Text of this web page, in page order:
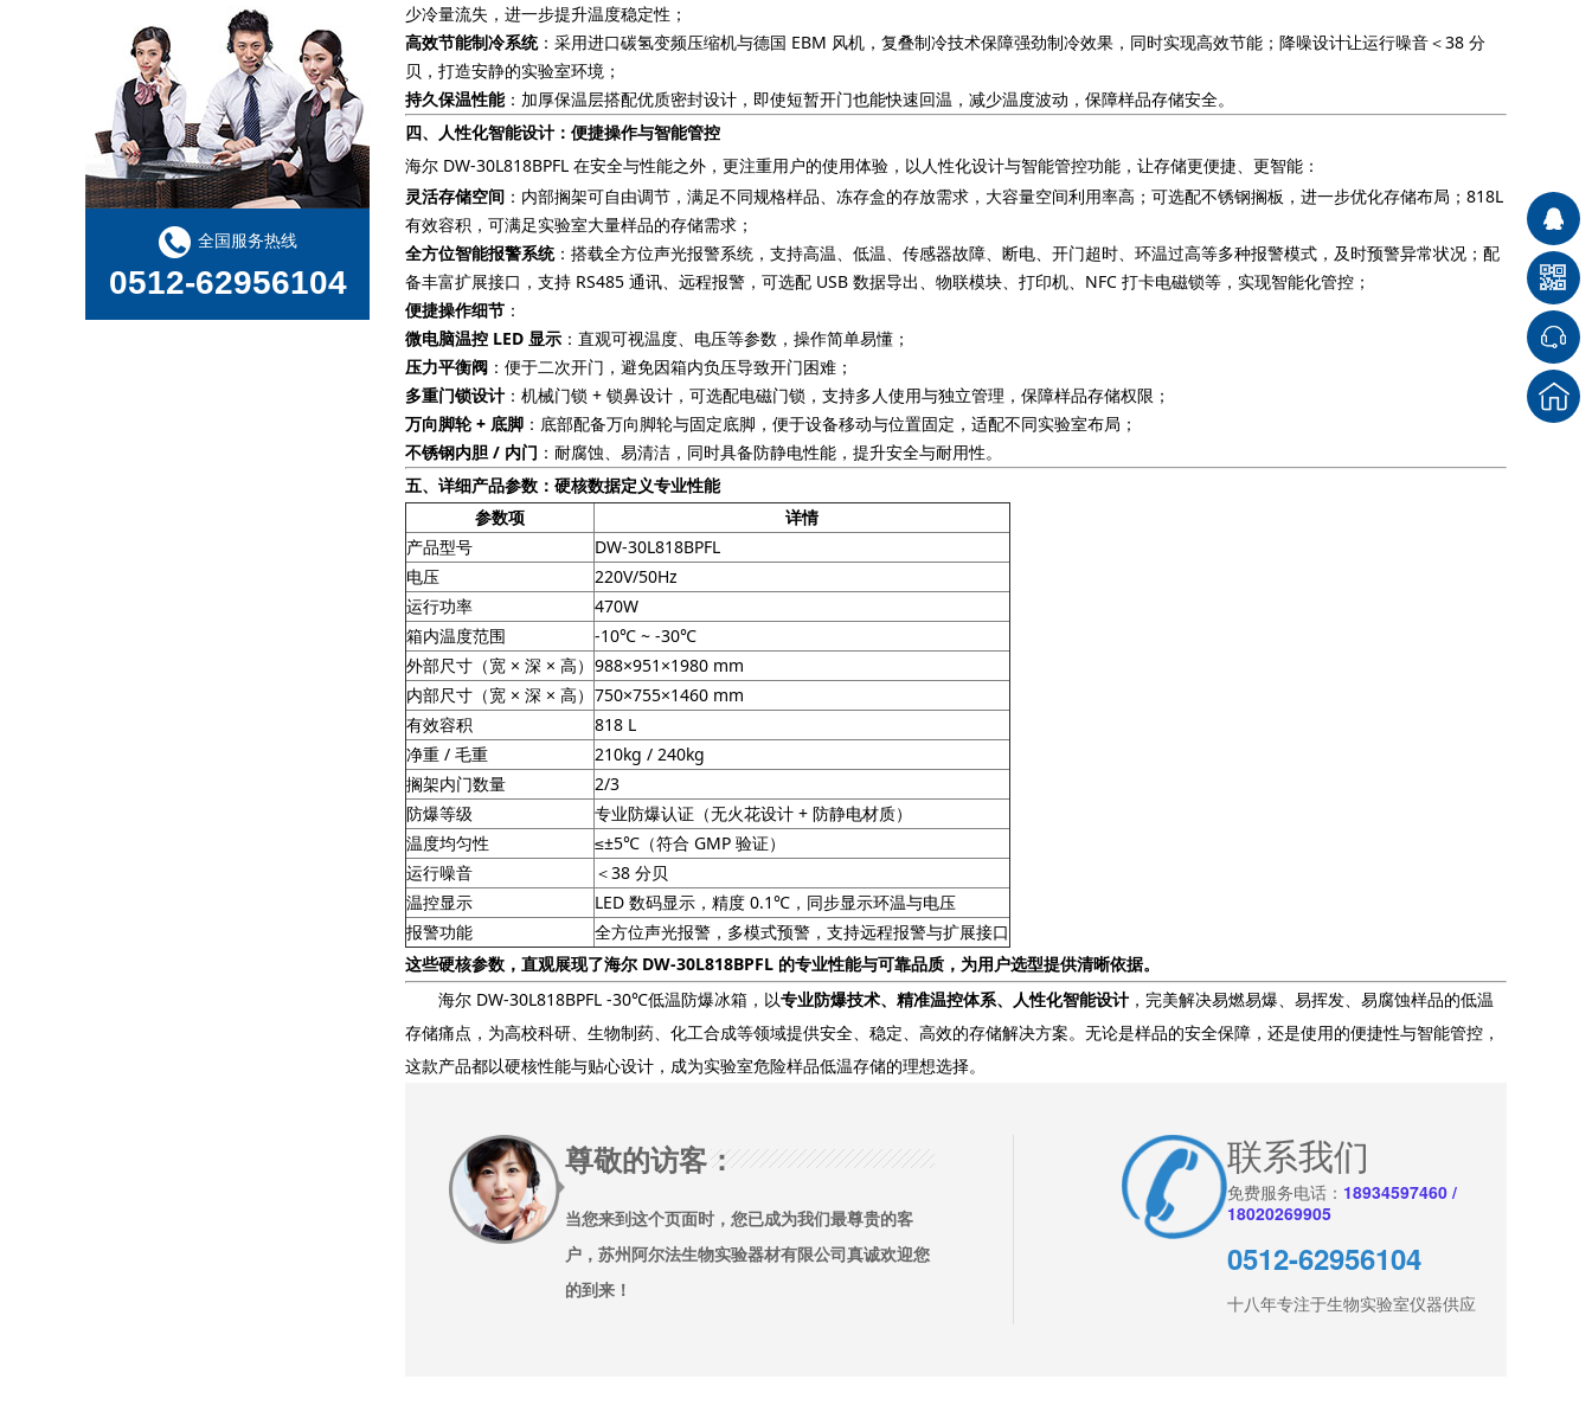
少冷量流失，进一步提升温度稳定性；
高效节能制冷系统：采用进口碳氢变频压缩机与德国 EBM 风机，复叠制冷技术保障强劲制冷效果，同时实现高效节能；降噪设计让运行噪音＜38 分
贝，打造安静的实验室环境；
持久保温性能：加厚保温层搭配优质密封设计，即使短暂开门也能快速回温，减少温度波动，保障样品存储安全。
四、人性化智能设计：便捷操作与智能管控
海尔 DW-30L818BPFL 在安全与性能之外，更注重用户的使用体验，以人性化设计与智能管控功能，让存储更便捷、更智能：
灵活存储空间 ：内部搁架可自由调节，满足不同规格样品、冻存盒的存放需求，大容量空间利用率高；可选配不锈钢搁板，进一步优化存储布局；818L
有效容积，可满足实验室大量样品的存储需求；
全方位智能报警系统：搭载全方位声光报警系统，支持高温、低温、传感器故障、断电、开门超时、环温过高等多种报警模式，及时预警异常状况；配
备丰富扩展接口，支持 RS485 通讯、远程报警，可选配 USB 数据导出、物联模块、打印机、NFC 打卡电磁锁等，实现智能化管控；
便捷操作细节 ：
微电脑温控 LED 显示 ：直观可视温度、电压等参数，操作简单易懂；
压力平衡阀 ：便于二次开门，避免因箱内负压导致开门困难；
多重门锁设计 ：机械门锁 + 锁鼻设计，可选配电磁门锁，支持多人使用与独立管理，保障样品存储权限；
万向脚轮 + 底脚 ：底部配备万向脚轮与固定底脚，便于设备移动与位置固定，适配不同实验室布局；
不锈钢内胆 / 内门 ：耐腐蚀、易清洁，同时具备防静电性能，提升安全与耐用性。
五、详细产品参数：硬核数据定义专业性能
参数项
详情
产品型号
DW-30L818BPFL
电压
220V/50Hz
运行功率
470W
箱内温度范围
-10℃ ~ -30℃
外部尺寸（宽 × 深 × 高） 988×951×1980 mm
内部尺寸（宽 × 深 × 高） 750×755×1460 mm
有效容积
818 L
净重 / 毛重
210kg / 240kg
搁架内门数量
2/3
防爆等级
专业防爆认证（无火花设计 + 防静电材质）
温度均匀性
≤±5℃（符合 GMP 验证）
运行噪音
＜38 分贝
温控显示
LED 数码显示，精度 0.1℃，同步显示环温与电压
报警功能
全方位声光报警，多模式预警，支持远程报警与扩展接口
这些硬核参数，直观展现了海尔 DW-30L818BPFL 的专业性能与可靠品质，为用户选型提供清晰依据。
海尔 DW-30L818BPFL -30℃低温防爆冰箱，以专业防爆技术、精准温控体系、人性化智能设计 ，完美解决易燃易爆、易挥发、易腐蚀样品的低温
存储痛点，为高校科研、生物制药、化工合成等领域提供安全、稳定、高效的存储解决方案。无论是样品的安全保障，还是使用的便捷性与智能管控，
这款产品都以硬核性能与贴心设计，成为实验室危险样品低温存储的理想选择。
尊敬的访客：
当您来到这个页面时，您已成为我们最尊贵的客
户，苏州阿尔法生物实验器材有限公司真诚欢迎您
的到来！
联系我们
免费服务电话： 18934597460 /
18020269905
0512-62956104
十八年专注于生物实验室仪器供应
qPCR 常见问题及解决方法
全国服务热线
0512-62956104